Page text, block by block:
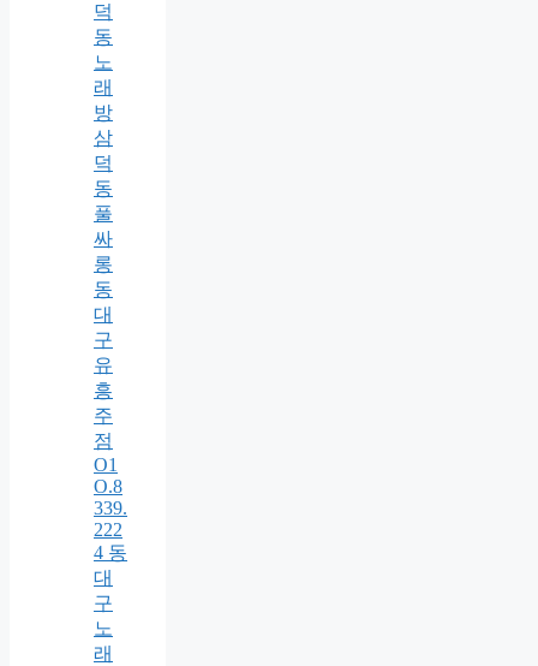
덕
동
노
래
방
삼
덕
동
풀
싸
롱
동
대
구
유
흥
주
점
O1
O.8
339.
222
4 동
대
구
노
래